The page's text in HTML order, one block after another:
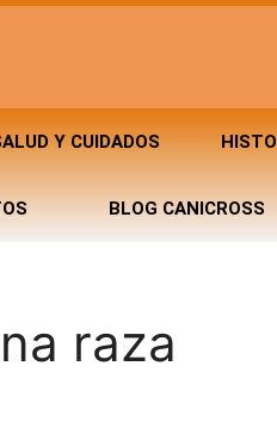
Y CUIDADOS
BLOG CANICROSS
raza